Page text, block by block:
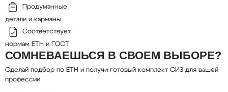
Продуманные
детали и карманы
Соответствует
нормам ЕТН и ГОСТ
СОМНЕВАЕШЬСЯ В СВОЕМ ВЫБОРЕ?
Сделай подбор по ЕТН и получи готовый комплект СИЗ для вашей
профессии